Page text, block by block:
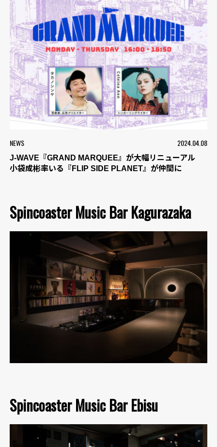
NEWS 2024.04.08
J-WAVE『GRAND MARQUEE』が大幅リニューアル
小袋成彬率いる『FLIP SIDE PLANET』が仲間に
Spincoaster Music Bar Kagurazaka
Spincoaster Music Bar Ebisu